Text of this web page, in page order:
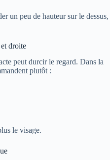
un peu de hauteur sur le dessus,
droite
peut durcir le regard. Dans la
plutôt :
le visage.